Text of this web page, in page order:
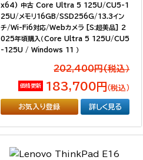
x64) 中古 Core Ultra 5 125U/CU5-1
25U/メモリ16GB/SSD256G/13.3イン
チ/Wi-Fi6対応/Webカメラ [S:超美品] 2
025年頃購入（Core Ultra 5 125U/CU5
-125U / Windows 11 ）
202,400円(税込）
価格更新 183,700円 （税込）
お気入り登録 詳しく見る